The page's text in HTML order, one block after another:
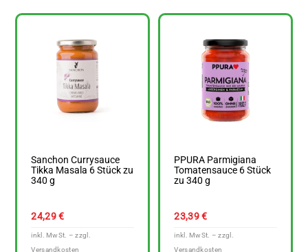
Sanchon Currysauce
Tikka Masala 6 Stück zu
340 g
24,29€
PPURA Parmigiana
Tomatensauce 6 Stück
zu 340 g
23,39€